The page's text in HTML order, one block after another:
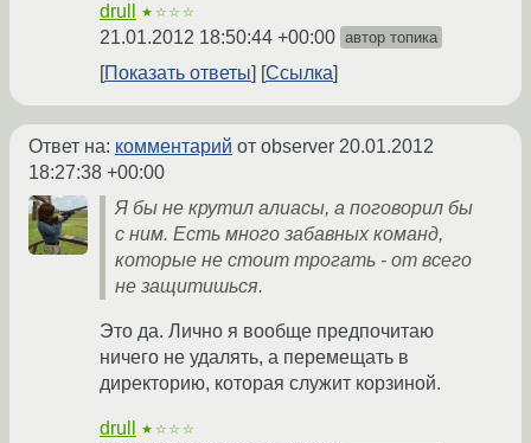
drull ★☆☆☆
21.01.2012 18:50:44 +00:00 автор топика
Показать ответы Ссылка
Ответ на: комментарий от observer 20.01.2012
18:27:38 +00:00
Я бы не крутил алиасы, а поговорил бы
с ним. Есть много забавных команд,
которые не стоит трогать - от всего
не защитишься.
Это да. Лично я вообще предпочитаю
ничего не удалять, а перемещать в
директорию, которая служит корзиной.
drull ★☆☆☆